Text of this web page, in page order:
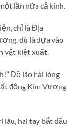
lần nữa cả kinh.
chỉ là Địa
dù là dựa vào
vật kiệt xuất.
Đồ lão hài lòng
động Kim Vương
lâu, hai tay bắt đầu